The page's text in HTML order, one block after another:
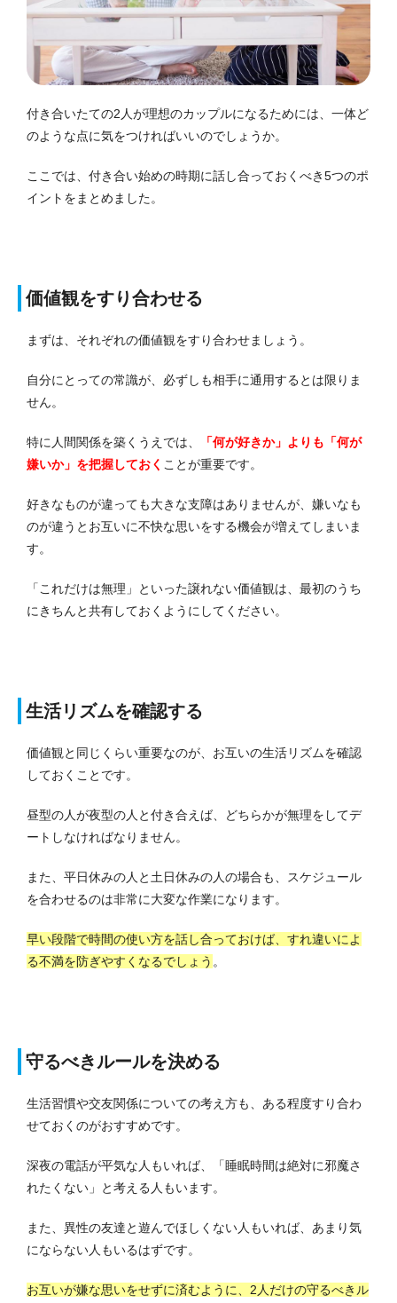
付き合いたての2人が理想のカップルになるためには、一体ど
のような点に気をつければいいのでしょうか。
ここでは、付き合い始めの時期に話し合っておくべき5つのポ
イントをまとめました。
価値観をすり合わせる
まずは、それぞれの価値観をすり合わせましょう。
自分にとっての常識が、必ずしも相手に通用するとは限りま
せん。
特に人間関係を築くうえでは、
「何が好きか」よりも「何が
嫌いか」を把握しておく ことが重要です。
好きなものが違っても大きな支障はありませんが、嫌いなも
のが違うとお互いに不快な思いをする機会が増えてしまいま
す。
「これだけは無理」といった譲れない価値観は、最初のうち
にきちんと共有しておくようにしてください。
生活リズムを確認する
価値観と同じくらい重要なのが、お互いの生活リズムを確認
しておくことです。
昼型の人が夜型の人と付き合えば、どちらかが無理をしてデ
ートしなければなりません。
また、平日休みの人と土日休みの人の場合も、スケジュール
を合わせるのは非常に大変な作業になります。
早い段階で時間の使い方を話し合っておけば、すれ違いによ
る不満を防ぎやすくなるでしょう 。
守るべきルールを決める
生活習慣や交友関係についての考え方も、ある程度すり合わ
せておくのがおすすめです。
深夜の電話が平気な人もいれば、「睡眠時間は絶対に邪魔さ
れたくない」と考える人もいます。
また、異性の友達と遊んでほしくない人もいれば、あまり気
にならない人もいるはずです。
お互いが嫌な思いをせずに済むように、2人だけの守るべきル